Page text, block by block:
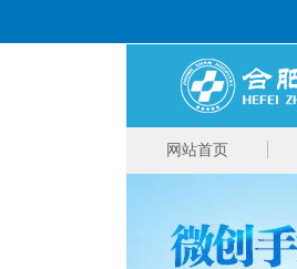
网站首页